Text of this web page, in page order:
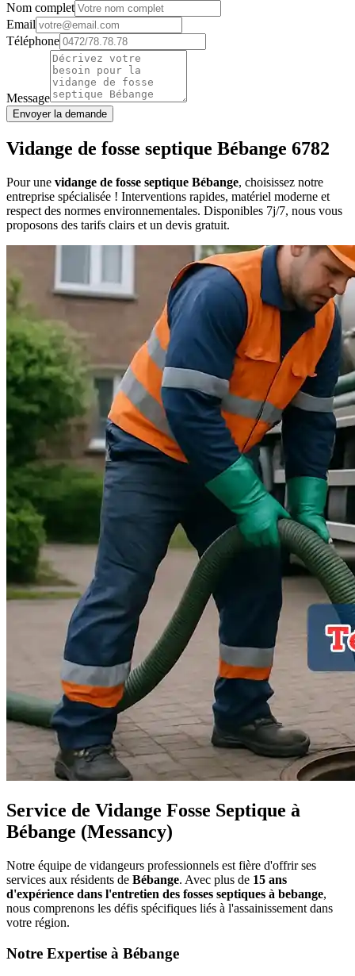
Nom complet
Email
Téléphone
Message
Envoyer la demande
Vidange de fosse septique Bébange 6782
Pour une vidange de fosse septique Bébange, choisissez notre
entreprise spécialisée ! Interventions rapides, matériel moderne et
respect des normes environnementales. Disponibles 7j/7, nous vous
proposons des tarifs clairs et un devis gratuit.
Service de Vidange Fosse Septique à
Bébange (Messancy)
Notre équipe de vidangeurs professionnels est fière d'offrir ses
services aux résidents de Bébange. Avec plus de 15 ans
d'expérience dans l'entretien des fosses septiques à bebange,
nous comprenons les défis spécifiques liés à l'assainissement dans
votre région.
Notre Expertise à Bébange